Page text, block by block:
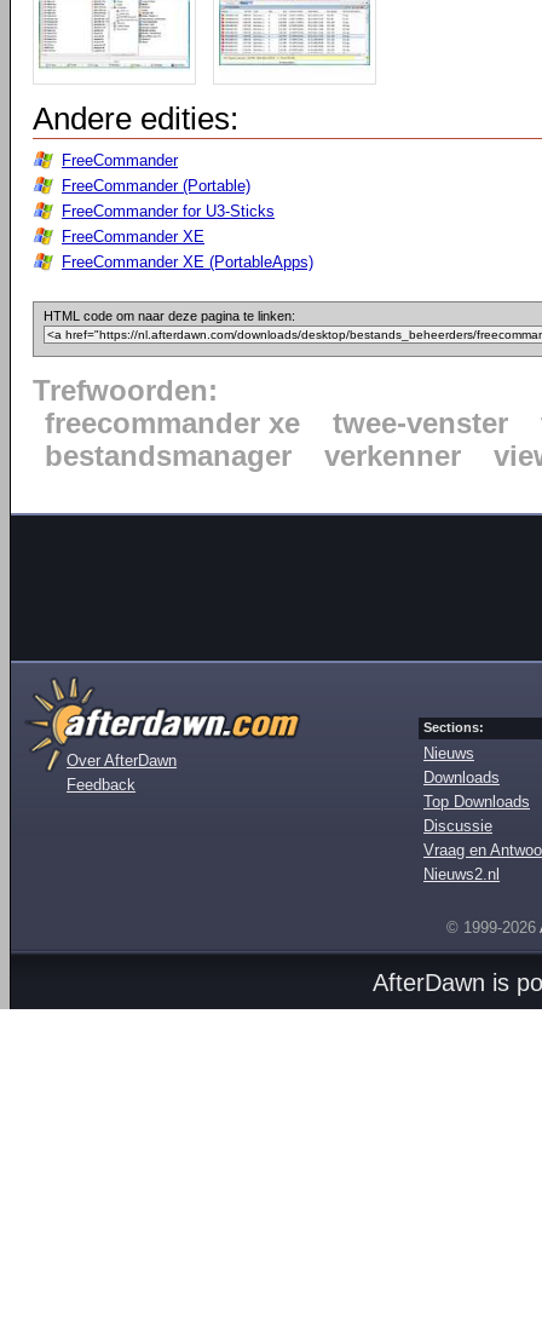
Andere edities:
FreeCommander
FreeCommander (Portable)
FreeCommander for U3-Sticks
FreeCommander XE
FreeCommander XE (PortableApps)
HTML code om naar deze pagina te linken:
Trefwoorden:
freecommander xe
twee-venster
bestandsmanager
verkenner
Over AfterDawn
Feedback
Sections:
Nieuws
Downloads
Top Downloads
Discussie
Vraag en
Nieuws2.nl
© 1999-2026
AfterDawn is